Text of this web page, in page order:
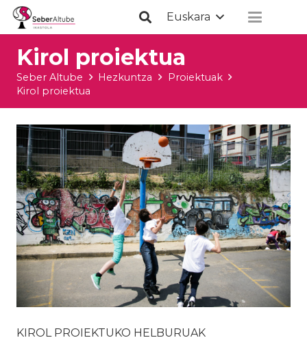
Euskara
Kirol proiektua
Seber Altube Hezkuntza
Proiektuak
Kirol proiektua
KIROL PROIEKTUKO HELBURUAK